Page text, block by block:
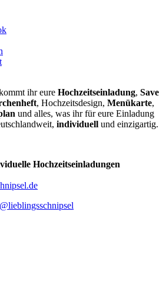
ihr eure Hochzeitseinladung, Save
, Hochzeitsdesign, Menükarte,
und alles, was ihr für eure Einladung
individuell und einzigartig.
Hochzeitseinladungen
@lieblingsschnipsel